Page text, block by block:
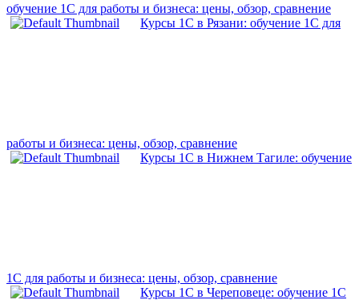
обучение 1С для работы и бизнеса: цены, обзор, сравнение
Курсы 1С в Рязани: обучение 1С для
работы и бизнеса: цены, обзор, сравнение
Курсы 1С в Нижнем Тагиле: обучение
1С для работы и бизнеса: цены, обзор, сравнение
Курсы 1С в Череповеце: обучение 1С